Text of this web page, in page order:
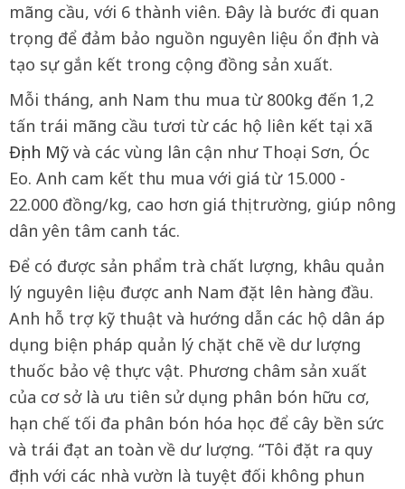
mãng cầu, với 6 thành viên. Đây là bước đi quan
trọng để đảm bảo nguồn nguyên liệu ổn định và
tạo sự gắn kết trong cộng đồng sản xuất.
Mỗi tháng, anh Nam thu mua từ 800kg đến 1,2
tấn trái mãng cầu tươi từ các hộ liên kết tại xã
Định Mỹ và các vùng lân cận như Thoại Sơn, Óc
Eo. Anh cam kết thu mua với giá từ 15.000 -
22.000 đồng/kg, cao hơn giá thị trường, giúp nông
dân yên tâm canh tác.
Để có được sản phẩm trà chất lượng, khâu quản
lý nguyên liệu được anh Nam đặt lên hàng đầu.
Anh hỗ trợ kỹ thuật và hướng dẫn các hộ dân áp
dụng biện pháp quản lý chặt chẽ về dư lượng
thuốc bảo vệ thực vật. Phương châm sản xuất
của cơ sở là ưu tiên sử dụng phân bón hữu cơ,
hạn chế tối đa phân bón hóa học để cây bền sức
và trái đạt an toàn về dư lượng. “Tôi đặt ra quy
định với các nhà vườn là tuyệt đối không phun